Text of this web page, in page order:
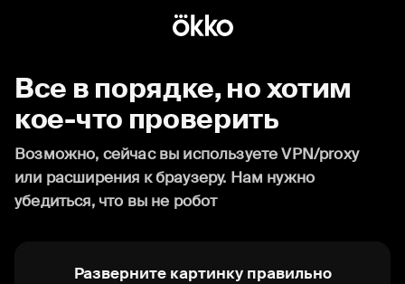
Все в порядке, но хотим
кое-что проверить
Возможно, сейчас вы используете VPN/proxy
или расширения к браузеру. Нам нужно
убедиться, что вы не робот
Разверните картинку правильно